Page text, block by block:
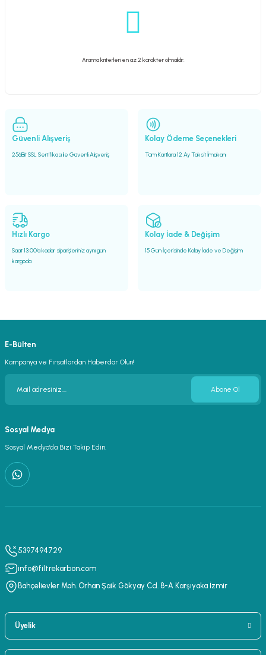
Arama kriterleri en az 2 karakter olmalıdır.
Güvenli Alışveriş
256Bit SSL Sertifikası ile Güvenli Alışveriş
Kolay Ödeme Seçenekleri
Tüm Kartlara 12 Ay Taksit İmakanı
Hızlı Kargo
Saat 13.00'a kadar siparişleriniz aynı gün
kargoda
Kolay İade & Değişim
15 Gün İçerisinde Kolay İade ve Değişim
E-Bülten
Kampanya ve Fırsatlardan Haberdar Olun!
Abone Ol
Sosyal Medya
Sosyal Medya’da Bizi Takip Edin.
5397494729
info@filtrekarbon.com
Bahçelievler Mah. Orhan Şaik Gökyay Cd. 8-A Karşıyaka İzmir
Üyelik